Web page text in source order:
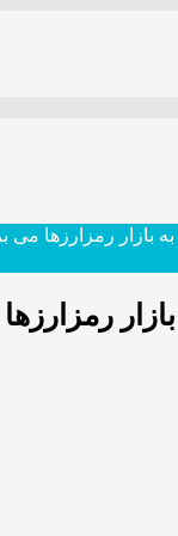
بازار رمزارزها می